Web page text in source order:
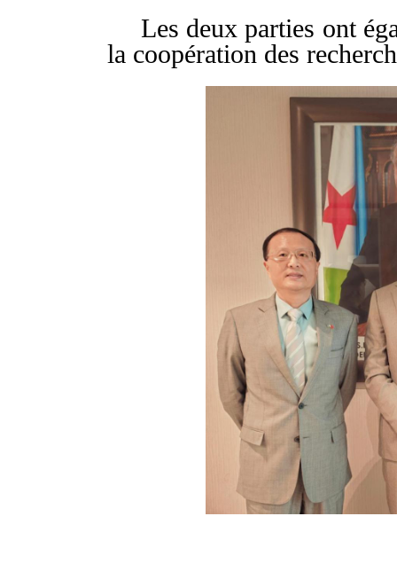
Les deux parties ont
la coopération des